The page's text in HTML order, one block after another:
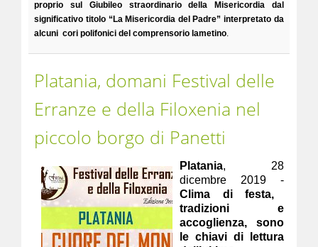
proprio sul Giubileo straordinario della Misericordia dal
significativo titolo “La Misericordia del Padre” interpretato da
alcuni cori polifonici del comprensorio lametino.
Platania, domani Festival delle
Erranze e della Filoxenia nel
piccolo borgo di Panetti
Platania, 28
dicembre 2019 -
Clima di festa,
tradizioni e
accoglienza, sono
le chiavi di lettura